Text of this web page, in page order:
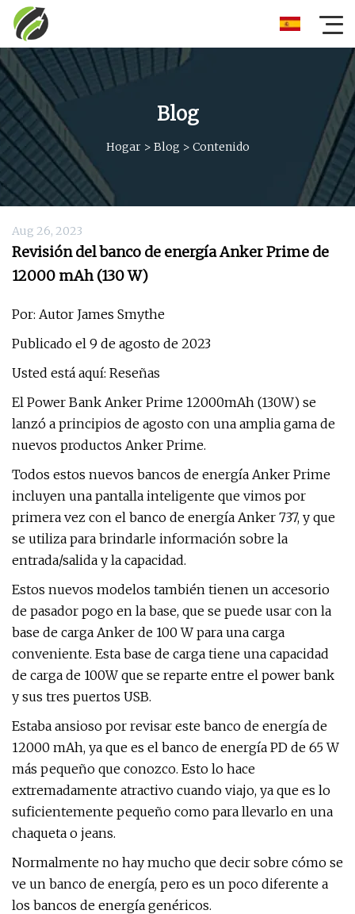
Blog
Hogar> Blog > Contenido
Aug 26, 2023
Revisión del banco de energía Anker Prime de
12000 mAh (130 W)
Por: Autor James Smythe
Publicado el 9 de agosto de 2023
Usted está aquí: Reseñas
El Power Bank Anker Prime 12000mAh (130W) se
lanzó a principios de agosto con una amplia gama de
nuevos productos Anker Prime.
Todos estos nuevos bancos de energía Anker Prime
incluyen una pantalla inteligente que vimos por
primera vez con el banco de energía Anker 737, y que
se utiliza para brindarle información sobre la
entrada/salida y la capacidad.
Estos nuevos modelos también tienen un accesorio
de pasador pogo en la base, que se puede usar con la
base de carga Anker de 100 W para una carga
conveniente. Esta base de carga tiene una capacidad
de carga de 100W que se reparte entre el power bank
y sus tres puertos USB.
Estaba ansioso por revisar este banco de energía de
12000 mAh, ya que es el banco de energía PD de 65 W
más pequeño que conozco. Esto lo hace
extremadamente atractivo cuando viajo, ya que es lo
suficientemente pequeño como para llevarlo en una
chaqueta o jeans.
Normalmente no hay mucho que decir sobre cómo se
ve un banco de energía, pero es un poco diferente a
los bancos de energía genéricos.